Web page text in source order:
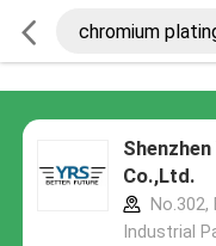
Co.,Ltd.
No.302,
Industrial